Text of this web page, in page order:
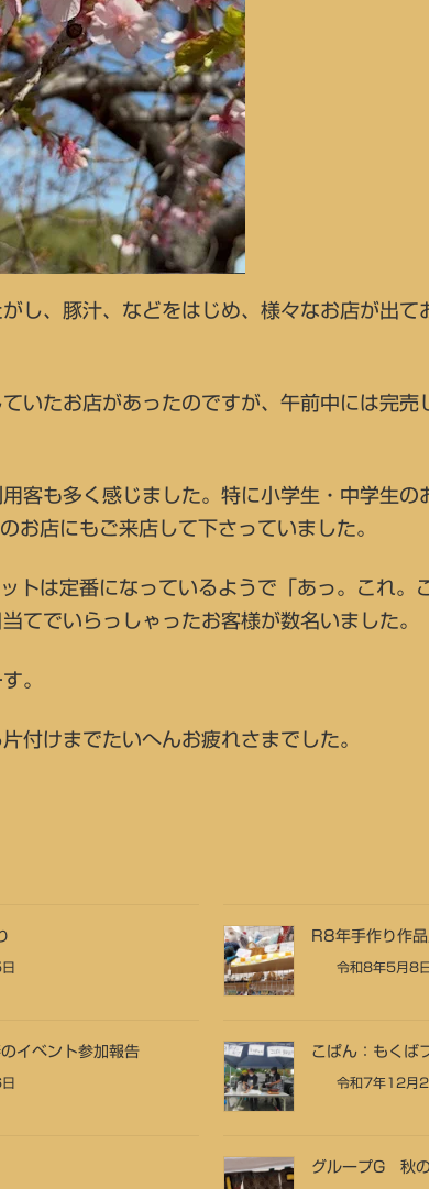
し、豚汁、などをはじめ、様々なお店が出て
いたお店があったのですが、午前中には完売
客も多く感じました。特に小学生・中学生の
お店にもご来店して下さっていました。
トは定番になっているようで「あっ。これ。
てでいらっしゃったお客様が数名いました。
。
付けまでたいへんお疲れさまでした。
R8年手作り作
令和8年5月8
イベント参加報告 こぱん：もくば
令和7年12月
グループG 秋